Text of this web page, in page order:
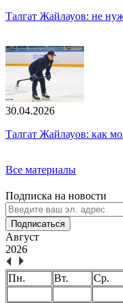
Талгат Жайлауов: не
30.04.2026
Талгат Жайлауов: как
Все материалы
Подписка на новости
Подписаться
Август
2026
Пн. Вт. Ср.